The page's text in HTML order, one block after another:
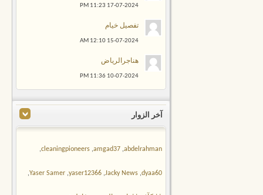
17-07-2024
11:23 PM
تفصيل خيام
15-07-2024
12:10 AM
هناجرالرياض
10-07-2024
11:36 PM
آخر الزوار
abdelrahman
,
amgad37
,
cleaningpioneers
,
dyaa60
,
Jacky News
,
yaser12366
,
Yaser Samer
,